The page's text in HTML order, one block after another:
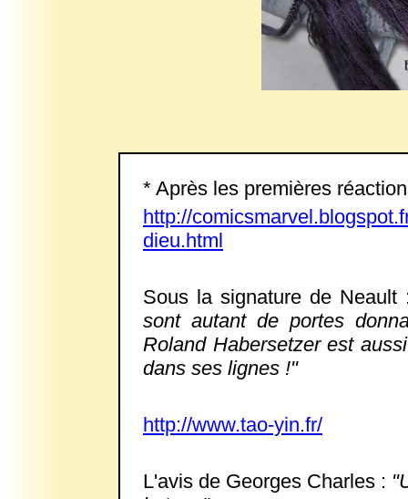
* Après les premières
http://
dieu.html
Sous la signature de
sont autant de portes
Roland Habersetzer est
dans ses lignes !"
http://www.tao-yin.fr/
L'avis de Georges Charles :